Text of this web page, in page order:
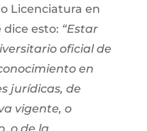
Licenciatura en
dice esto: “Estar
oficial de
en
jurídicas, de
vigente, o